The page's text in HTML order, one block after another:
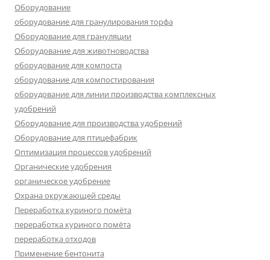
Оборудование
оборудование для гранулирования торфа
Оборудование для грануляции
Оборудование для животноводства
оборудование для компоста
оборудование для компостирования
оборудование для линии производства комплексных
удобрений
Оборудование для производства удобрений
Оборудование для птицефабрик
Оптимизация процессов удобрений
Органические удобрения
органическое удобрение
Охрана окружающей среды
Переработка куриного помёта
переработка куриного помёта
переработка отходов
Применение бентонита